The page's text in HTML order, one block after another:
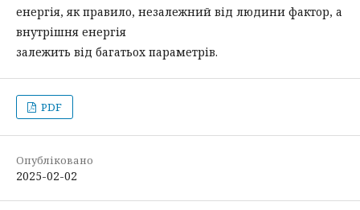
енергія, як правило, незалежний від людини фактор, а
внутрішня енергія
залежить від багатьох параметрів.
PDF
Опубліковано
2025-02-02